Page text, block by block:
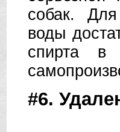
собак.
воды
спирта в
#6.